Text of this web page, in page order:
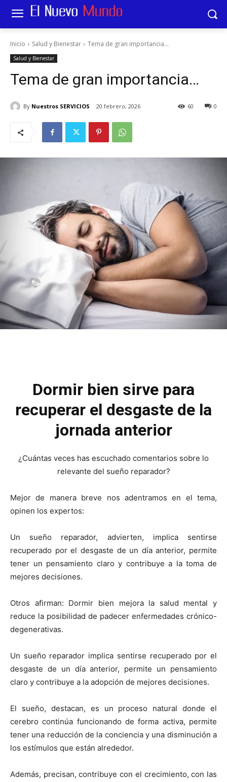
Inicio Salud y Bienestar Tema de gran importancia...
Salud y Bienestar
Tema de gran importancia…
By Nuestros SERVICIOS 20 febrero, 2026 0
60
Dormir bien sirve para
recuperar el desgaste de la
jornada anterior
¿Cuántas veces has escuchado comentarios sobre lo
relevante del sueño reparador?
Mejor de manera breve nos adentramos en el tema,
opinen los expertos:
Un sueño reparador, advierten, implica sentirse
recuperado por el desgaste de un día anterior, permite
tener un pensamiento claro y contribuye a la toma de
mejores decisiones.
Otros afirman: Dormir bien mejora la salud mental y
reduce la posibilidad de padecer enfermedades crónico-
degenerativas.
Un sueño reparador implica sentirse recuperado por el
desgaste de un día anterior, permite un pensamiento
claro y contribuye a la adopción de mejores decisiones.
El sueño, destacan, es un proceso natural donde el
cerebro continúa funcionando de forma activa, permite
tener una reducción de la conciencia y una disminución a
los estímulos que están alrededor.
Además, precisan, contribuye con el crecimiento, con las